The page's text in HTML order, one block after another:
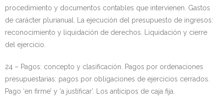
procedimiento y documentos contables que intervienen. Gastos
de carácter plurianual. La ejecución del presupuesto de ingresos:
reconocimiento y liquidación de derechos. Liquidación y cierre
del ejercicio.
24 – Pagos: concepto y clasificación. Pagos por ordenaciones
presupuestarias: pagos por obligaciones de ejercicios cerrados.
Pago ‘en firme’ y ‘a justificar’. Los anticipos de caja fija.